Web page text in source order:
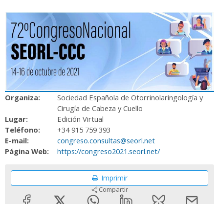
Organiza:
Sociedad Española de Otorrinolaringología y
Cirugía de Cabeza y Cuello
Lugar:
Edición Virtual
Teléfono:
+34 915 759 393
E-mail:
congreso.consultas@seorl.net
Página Web:
https://congreso2021.seorl.net/
Imprimir
Compartir